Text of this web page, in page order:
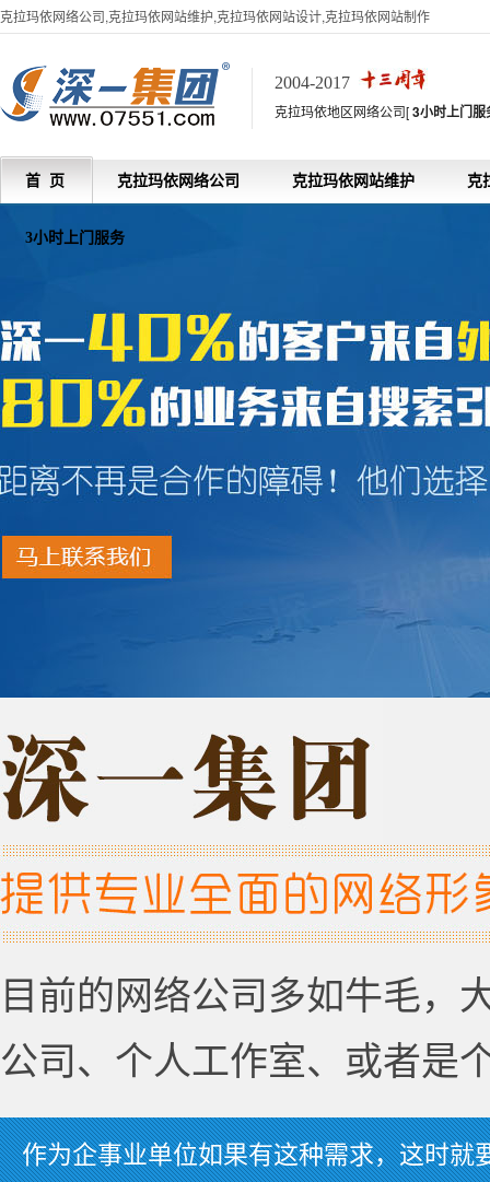
克拉玛依网络公司,克拉玛依网站维护,克拉玛依网站设计,克拉玛依网站制作
2004-2017
克拉玛依地区网络公司[3小时上门服
首 页 克拉玛依网络公司 克拉玛依网站维护 克
3小时上门服务
目前的网络公司多如牛毛，
公司、个人工作室、或者是
作为企事业单位如果有这种需求，这时就